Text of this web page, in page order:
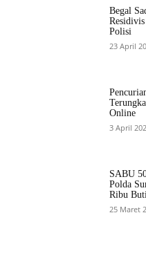
Begal
Polisi
23 April
Online
3 April
SABU
Polda
Ribu
25 Maret